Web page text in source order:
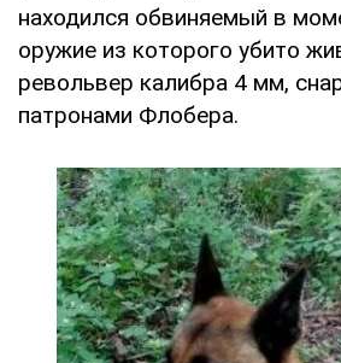
находился обвиняемый в
оружие из которого убито
револьвер калибра 4 мм,
патронами Флобера.